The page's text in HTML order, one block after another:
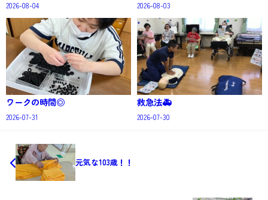
2026-08-04 2026-08-03
ワークの時間◎
2026-07-31
救急法🚑
2026-07-30
元気な103歳！！